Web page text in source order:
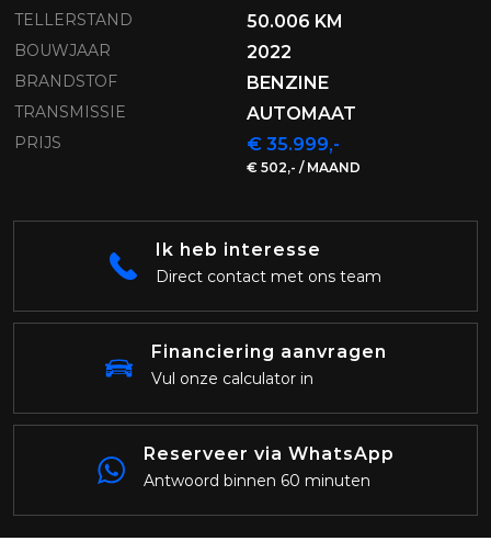
TELLERSTAND 50.006 KM
BOUWJAAR 2022
BRANDSTOF BENZINE
TRANSMISSIE AUTOMAAT
PRIJS € 35.999,-
€ 502,- / MAAND
Ik heb interesse
Direct contact met ons team
Financiering aanvragen
Vul onze calculator in
Reserveer via WhatsApp
Antwoord binnen 60 minuten